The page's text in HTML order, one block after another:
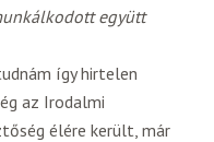
együtt
így hirtelen
az Irodalmi
élére került, már